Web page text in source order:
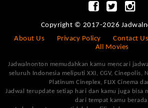
Copyright © 2017-2026
About Us
Privacy Policy Contact Us
All Movies
Jadwalnonton memudahkan kamu mencari
seluruh Indonesia meliputi XXI, CGV, Cinepolis,
Platinum Cineplex, FLIX Cinema
Jadwal terupdate setiap hari dan kamu juga bisa
dari tempat kamu